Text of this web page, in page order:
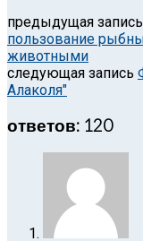
предыдущая запись
пользование
животными
следующая запись
Алаколя"
ответов: 120